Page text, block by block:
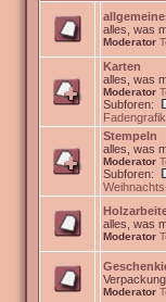
alles, was
Moderator
Karten
alles, was
Moderator
Subforen:
Stempeln
alles, was
Moderator
Subforen:
alles, was
Moderator
Moderator